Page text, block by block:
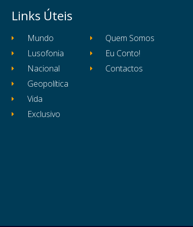
Links Úteis
Mundo
Lusofonia
Nacional
Geopolítica
Vida
Exclusivo
Quem Somos
Eu Conto!
Contactos